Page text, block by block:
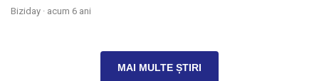
Biziday · acum 6 ani
MAI MULTE ȘTIRI